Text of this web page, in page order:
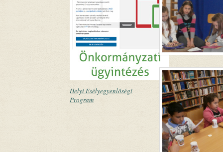
Helyi Esélyegyenlőségi
Program